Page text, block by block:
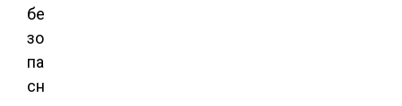
бе
зо
па
сн